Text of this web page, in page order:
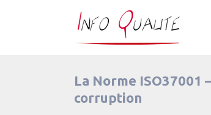
La Norme ISO37001
corruption